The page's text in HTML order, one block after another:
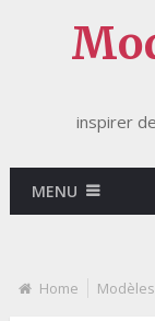
inspirer
MENU
Home